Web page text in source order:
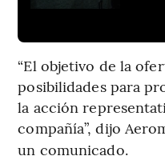
“El objetivo de la
posibilidades para
la acción
compañía”, dijo
un comunicado.